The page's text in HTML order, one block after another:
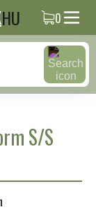
HU 0
S/S